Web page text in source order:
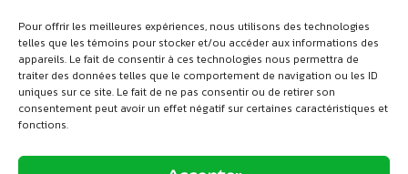
Pour offrir les meilleures expériences, nous utilisons des technologies
telles que les témoins pour stocker et/ou accéder aux informations des
appareils. Le fait de consentir à ces technologies nous permettra de
traiter des données telles que le comportement de navigation ou les ID
uniques sur ce site. Le fait de ne pas consentir ou de retirer son
consentement peut avoir un effet négatif sur certaines caractéristiques et
fonctions.
© 2026 Bois Delta. Tous droits réservés.